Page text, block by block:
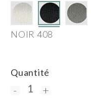
NOIR 408
Quantité
- +